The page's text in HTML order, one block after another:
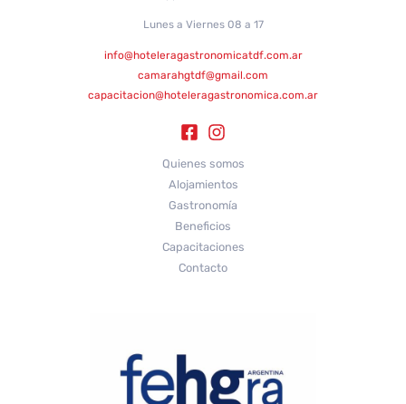
Lunes a Viernes 08 a 17
info@hoteleragastronomicatdf.com.ar
camarahgtdf@gmail.com
capacitacion@hoteleragastronomica.com.ar
Quienes somos
Alojamientos
Gastronomía
Beneficios
Capacitaciones
Contacto